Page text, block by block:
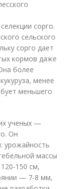
сорго.
сельского
сорго дает
кормов даже
более
менее
меньшего
ученых —
Он
урожайность
массы
150 см,
— 7-8 мм,